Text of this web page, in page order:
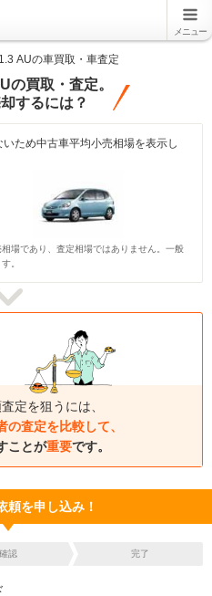
メニュー
AUの車買取・車査定
の買取・査定。
するには？
ため中古車平均小売相場を表示し
場であり、査定相場ではありません。一般
。
定を狙うには、
の査定を比較して、
ことが重要です。
頼を申し込み！
確認 完了